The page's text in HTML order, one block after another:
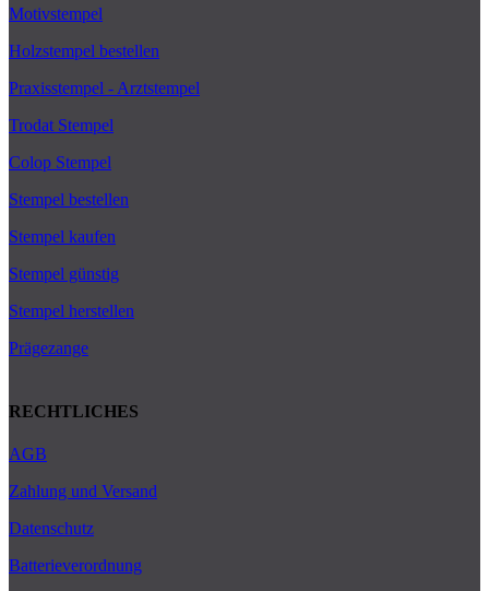
Motivstempel
Holzstempel bestellen
Praxisstempel - Arztstempel
Trodat Stempel
Colop Stempel
Stempel bestellen
Stempel kaufen
Stempel günstig
Stempel herstellen
Prägezange
RECHTLICHES
AGB
Zahlung und Versand
Datenschutz
Batterieverordnung